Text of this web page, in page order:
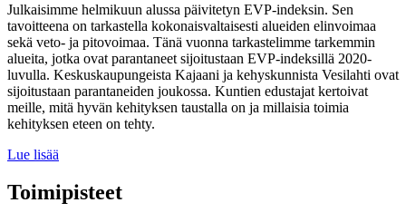
Julkaisimme helmikuun alussa päivitetyn EVP-indeksin. Sen
tavoitteena on tarkastella kokonaisvaltaisesti alueiden elinvoimaa
sekä veto- ja pitovoimaa. Tänä vuonna tarkastelimme tarkemmin
alueita, jotka ovat parantaneet sijoitustaan EVP-indeksillä 2020-
luvulla. Keskuskaupungeista Kajaani ja kehyskunnista Vesilahti ovat
sijoitustaan parantaneiden joukossa. Kuntien edustajat kertoivat
meille, mitä hyvän kehityksen taustalla on ja millaisia toimia
kehityksen eteen on tehty.
Lue lisää
ja
kehyskunnat
Toimipisteet